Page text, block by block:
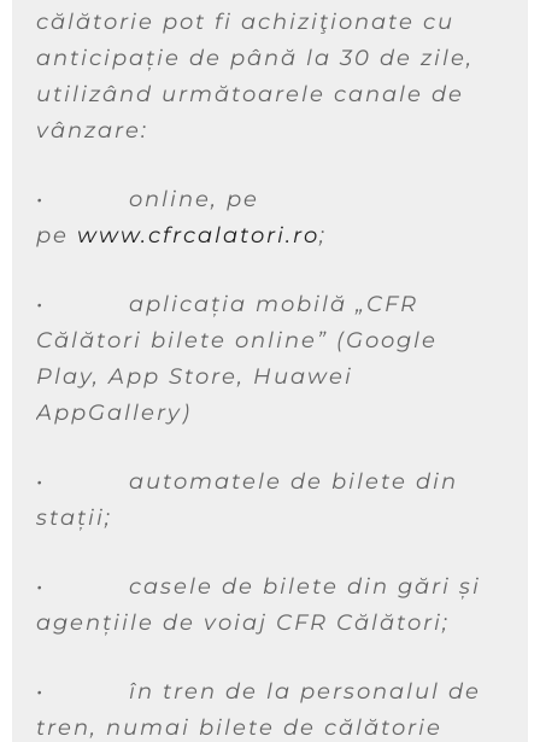
călătorie pot fi achiziţionate cu
anticipație de până la 30 de zile,
utilizând următoarele canale de
vânzare:
• online, pe
pe www.cfrcalatori.ro;
• aplicația mobilă „CFR
Călători bilete online” (Google
Play, App Store, Huawei
AppGallery)
• automatele de bilete din
stații;
• casele de bilete din gări și
agențiile de voiaj CFR Călători;
• în tren de la personalul de
tren, numai bilete de călătorie